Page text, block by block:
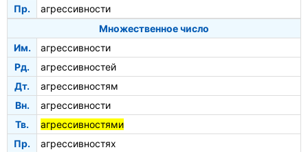
Пр.
агрессивности
Множественное число
Им.
агрессивности
Рд.
агрессивностей
Дт.
агрессивностям
Вн.
агрессивности
Тв.
агрессивностями
Пр.
агрессивностях